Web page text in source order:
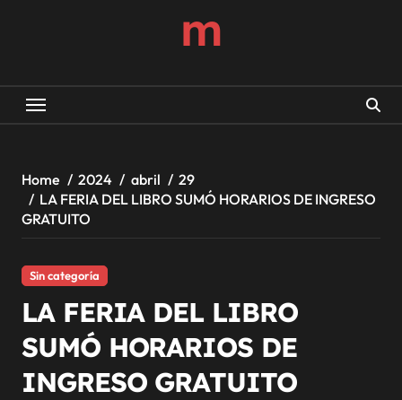
m
Home 2024 abril
29
LA FERIA DEL LIBRO SUMÓ HORARIOS DE INGRESO
GRATUITO
Sin categoría
LA FERIA DEL LIBRO
SUMÓ HORARIOS DE
INGRESO GRATUITO